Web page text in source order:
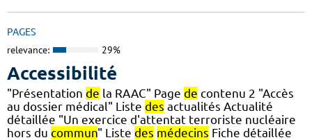
PAGES
relevance: 29%
Accessibilité
"Présentation de la RAAC" Page de contenu 2 "Accès
au dossier médical" Liste des actualités Actualité
détaillée "Un exercice d'attentat terroriste nucléaire
hors du commun" Liste des médecins Fiche détaillée